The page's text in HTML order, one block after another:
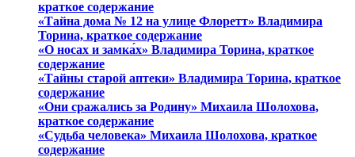
краткое содержание
«Тайна дома № 12 на улице Флоретт» Владимира
Торина, краткое содержание
«О носах и замка́х» Владимира Торина, краткое
содержание
«Тайны старой аптеки» Владимира Торина, краткое
содержание
«Они сражались за Родину» Михаила Шолохова,
краткое содержание
«Судьба человека» Михаила Шолохова, краткое
содержание